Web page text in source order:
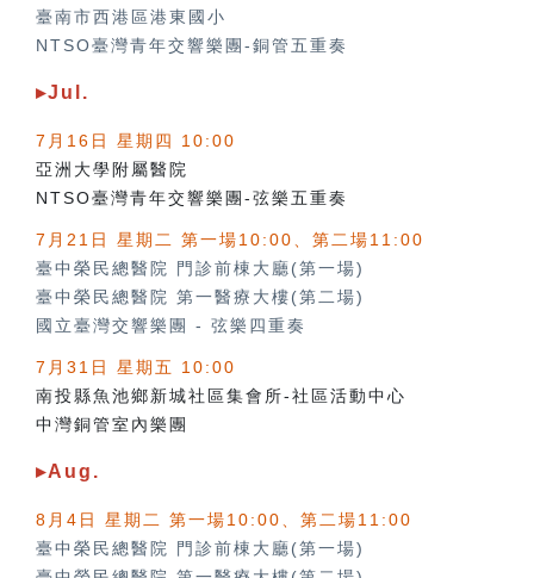
臺南市西港區港東國小
NTSO臺灣青年交響樂團-銅管五重奏
▸Jul.
7月16日 星期四 10:00
亞洲大學附屬醫院
NTSO臺灣青年交響樂團-弦樂五重奏
7月21日 星期二 第一場10:00、第二場11:00
臺中榮民總醫院 門診前棟大廳(第一場)
臺中榮民總醫院 第一醫療大樓(第二場)
國立臺灣交響樂團 - 弦樂四重奏
7月31日 星期五 10:00
南投縣魚池鄉新城社區集會所-社區活動中心
中灣銅管室內樂團
▸Aug.
8月4日 星期二 第一場10:00、第二場11:00
臺中榮民總醫院 門診前棟大廳(第一場)